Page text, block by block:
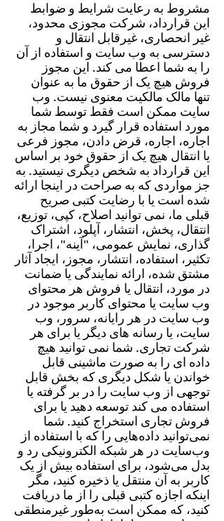
مشروط به رعایت شرایط و ضوابط
این قرارداد، شرکت مجوزی محدود،
غیر انحصاری، غیرقابل انتقال و
دسترسی به وب سایت و استفاده از آن
را به شما اعطا می کند. این مجوز
فروش هیچ یک از حقوق ما به عنوان
تنها مالک مالکیت معنوی نیست. وب
سایت ممکن است فقط توسط شما
مورد استفاده قرار گیرد و شما مجاز به
اجاره، اجاره، قرض دادن، مجوز فرعی
یا انتقال هیچ یک از حقوق خود بر اساس
این قرارداد به شخص دیگری نیستید. به
جز مواردی که به صراحت در اینجا ارائه
شده است یا با رضایت کتبی صریح
قبلی ما، نمی توانید اصلاح، کپی، توزیع،
انتقال، پخش، انتشار، آپلود، اشتراک
گذاری، نمایش عمومی، "آینه"، اجرا،
تکثیر، استفاده، انتشار، مجوز، ایجاد آثار
مشتق شده، ارائه نمایندگی یا ضمانت
در مورد، انتقال یا فروش هر محتوای
وب سایت یا محتوای کاربر موجود در
وب سایت در هر رایانه، سرور، وب
سایت، یا رسانه های دیگر یا برای هر
شرکت تجاری. شما نمی توانید هیچ
داده ای را به صورت ماشینی قابل
خواندن یا شکل دیگری که بخش قابل
توجهی از وب سایت را در بر گرفته یا
استفاده می کند توسعه دهید یا برای
فروش تجاری استخراج کنید. شما
نمی‌توانید داده‌هایی را که با استفاده از
وب‌سایت در هر شبکه الکترونیکی رد و
بدل می‌شود، برای استفاده بیش از یک
کاربر به آن منتقل یا ذخیره کنید، مگر
اینکه اجازه کتبی قبلی را از ما دریافت
کنید، که ممکن است به‌طور غیرمنطقی